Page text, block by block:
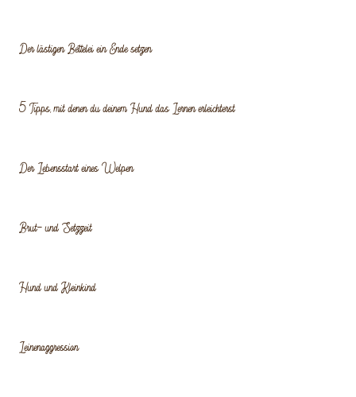
Der lästigen Bettelei ein Ende setzen
5 Tipps, mit denen du deinem Hund das Lernen erleichterst
Der Lebensstart eines Welpen
Brut- und Setzzeit
Hund und Kleinkind
Leinenaggression